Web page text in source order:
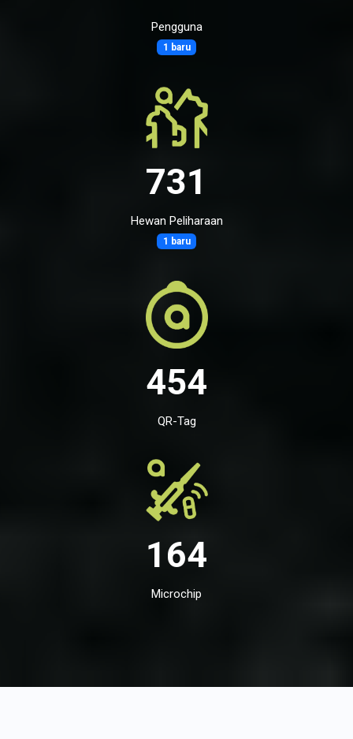
Pengguna
1 baru
731
Hewan Peliharaan
1 baru
454
QR-Tag
164
Microchip